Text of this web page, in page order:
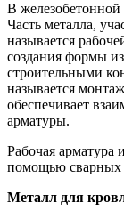
В железобетонной
Часть металла,
называется
создания формы
строительными
называется
обеспечивает
арматуры.
Рабочая арматура
помощью сварных
Металл для